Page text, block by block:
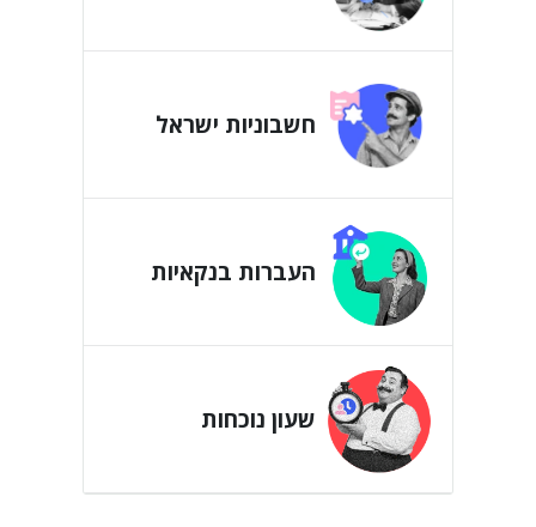
חשבוניות ישראל
העברות בנקאיות
שעון נוכחות